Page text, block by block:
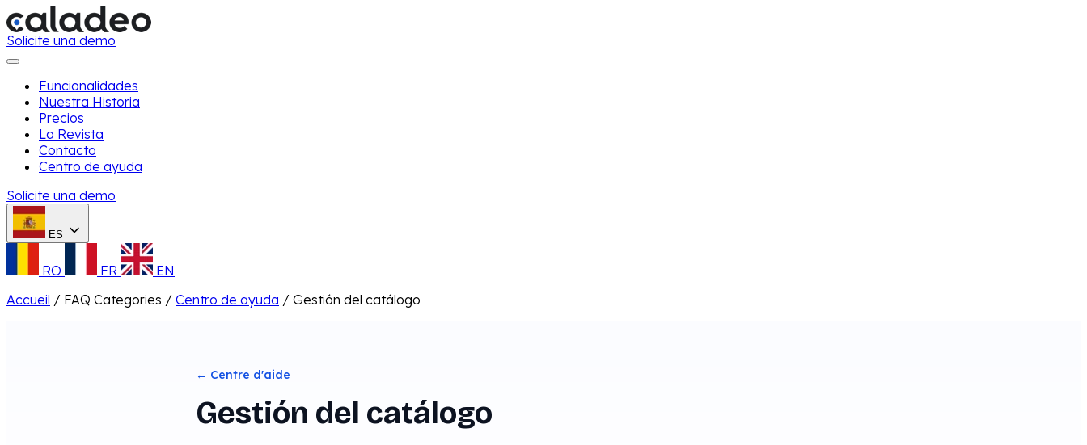
Solicite una demo
Funcionalidades
Nuestra Historia
Precios
La Revista
Contacto
Centro de ayuda
Solicite una demo
ES
RO FR
EN
Accueil / FAQ Categories / Centro de ayuda / Gestión del catálogo
← Centre d'aide
Gestión del catálogo